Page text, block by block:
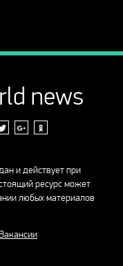
news
и действует при
ресурс может
любых материалов